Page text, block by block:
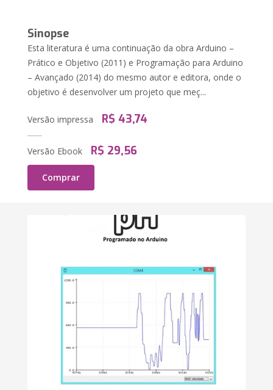
Sinopse
Esta literatura é uma continuação da obra Arduino –
Prático e Objetivo (2011) e Programação para Arduino
– Avançado (2014) do mesmo autor e editora, onde o
objetivo é desenvolver um projeto que meç...
Versão impressa R$ 43,74
Versão Ebook R$ 29,56
Comprar